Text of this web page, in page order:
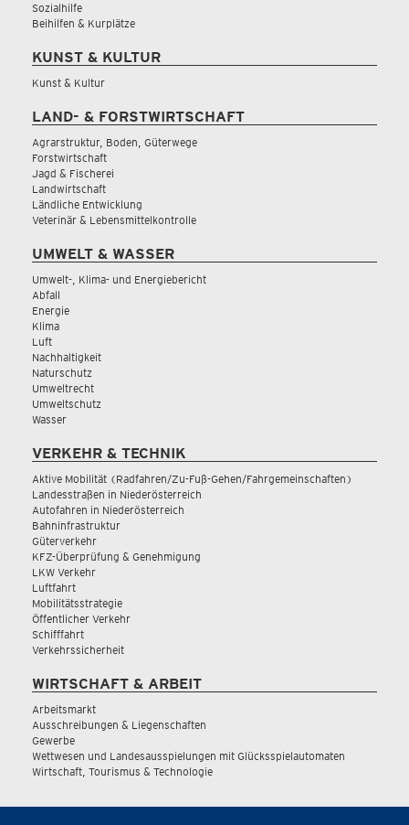
Sozialhilfe
Beihilfen & Kurplätze
KUNST & KULTUR
Kunst & Kultur
LAND- & FORSTWIRTSCHAFT
Agrarstruktur, Boden, Güterwege
Forstwirtschaft
Jagd & Fischerei
Landwirtschaft
Ländliche Entwicklung
Veterinär & Lebensmittelkontrolle
UMWELT & WASSER
Umwelt-, Klima- und Energiebericht
Abfall
Energie
Klima
Luft
Nachhaltigkeit
Naturschutz
Umweltrecht
Umweltschutz
Wasser
VERKEHR & TECHNIK
Aktive Mobilität (Radfahren/Zu-Fuß-Gehen/Fahrgemeinschaften)
Landesstraßen in Niederösterreich
Autofahren in Niederösterreich
Bahninfrastruktur
Güterverkehr
KFZ-Überprüfung & Genehmigung
LKW Verkehr
Luftfahrt
Mobilitätsstrategie
Öffentlicher Verkehr
Schifffahrt
Verkehrssicherheit
WIRTSCHAFT & ARBEIT
Arbeitsmarkt
Ausschreibungen & Liegenschaften
Gewerbe
Wettwesen und Landesausspielungen mit Glücksspielautomaten
Wirtschaft, Tourismus & Technologie